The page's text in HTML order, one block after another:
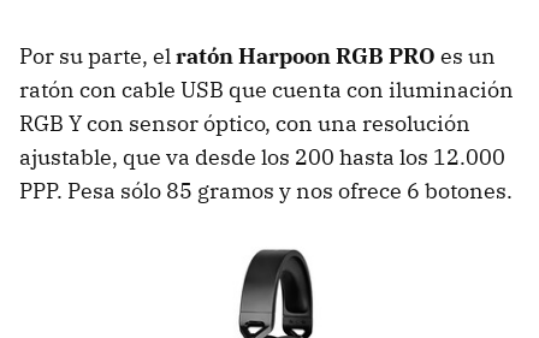
Por su parte, elratón Harpoon RGB PRO es un
ratón con cable USB que cuenta con iluminación
RGB Y con sensor óptico, con una resolución
ajustable, que va desde los 200 hasta los 12.000
PPP. Pesa sólo 85 gramos y nos ofrece 6 botones.